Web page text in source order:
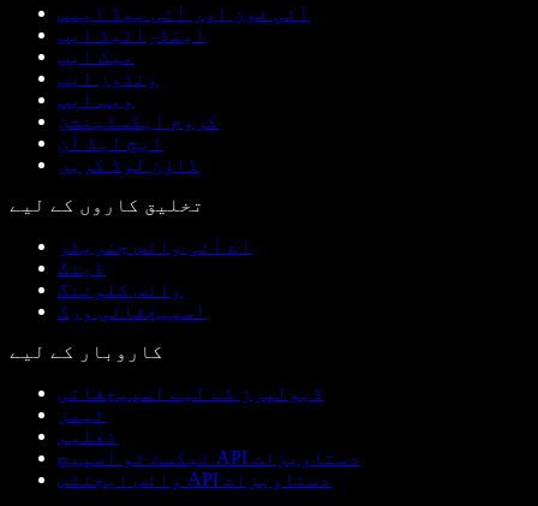
آئی فون اور آئی پیڈ ایپس
اینڈرائیڈ ایپ
میک ایپ
ونڈوز ایپ
ویب ایپ
کروم ایکسٹینشن
ایج ایڈ آن
ڈاؤن لوڈ کریں
تخلیق کاروں کے لیے
اے آئی وائس جنریٹر
ڈبنگ
وائس کلوننگ
اسپیچفائی ورک
کاروبار کے لیے
ڈیولپرز کے لیے اسپیچفائی
ٹیمز
تعلیم
ٹیکسٹ ٹو اسپیچ API دستاویزات
وائس ایجنٹس API دستاویزات